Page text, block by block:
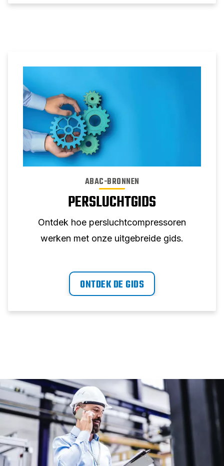
ABAC-BRONNEN
PERSLUCHTGIDS
Ontdek hoe persluchtcompressoren
werken met onze uitgebreide gids.
ONTDEK DE GIDS